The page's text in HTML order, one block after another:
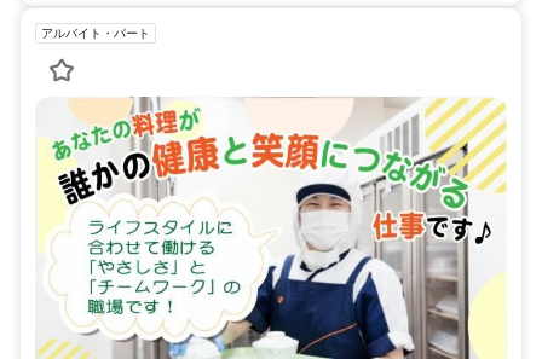
アルバイト・パート